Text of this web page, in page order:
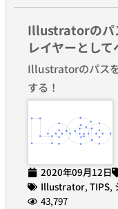
Illustratorのパ
レイヤーとして
Illustratorのパス
する！
2020年09月12日
Illustrator, TIPS,
43,797